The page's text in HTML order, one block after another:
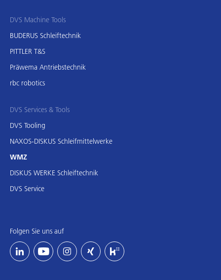
DVS Machine Tools
BUDERUS Schleiftechnik
PITTLER T&S
Präwema Antriebstechnik
rbc robotics
DVS Services & Tools
DVS Tooling
NAXOS-DISKUS Schleifmittelwerke
WMZ
DISKUS WERKE Schleiftechnik
DVS Service
Folgen Sie uns auf